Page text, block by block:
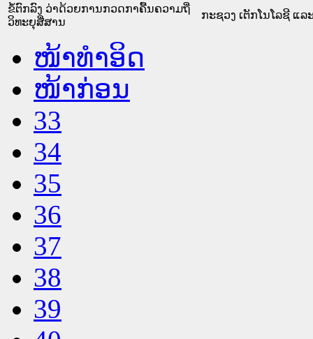
ຂໍ້ຕົກລົງ ວ່າດ້ວຍການກວດກາຄື້ນຄວາມຖີ່
ວິທະຍຸສື່ສານ
ກະຊວງ ເຕັກໂນໂລຊີ ແ
ໜ້າທໍາອິດ
ໜ້າກ່ອນ
33
34
35
36
37
38
39